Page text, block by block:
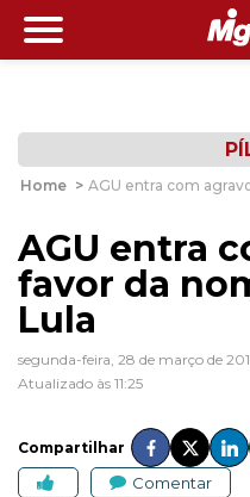
Home > AGU entra com
AGU entra
favor da
Lula
segunda-feira, 28 de março de
Atualizado às 11:25
Compartilhar
Comentar